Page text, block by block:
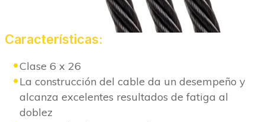
Características:
Clase 6 x 26
La construcción del cable da un desempeño y
alcanza excelentes resultados de fatiga al
doblez